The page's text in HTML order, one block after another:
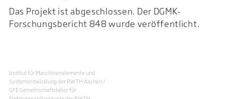
Das Projekt ist abgeschlossen. Der DGMK-
Forschungsbericht 848 wurde veröffentlicht.
Institut für Maschinenelemente und
Systementwicklung der RWTH Aachen /
GFE Gemeinschaftslabor für